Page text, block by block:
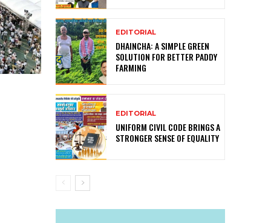
EDITORIAL
DHAINCHA: A SIMPLE GREEN
SOLUTION FOR BETTER PADDY
FARMING
EDITORIAL
UNIFORM CIVIL CODE BRINGS A
STRONGER SENSE OF EQUALITY